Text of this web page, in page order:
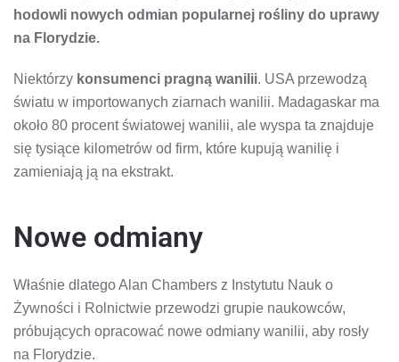
hodowli nowych odmian popularnej rośliny do uprawy
na Florydzie.
Niektórzy konsumenci pragną wanilii. USA przewodzą
światu w importowanych ziarnach wanilii. Madagaskar ma
około 80 procent światowej wanilii, ale wyspa ta znajduje
się tysiące kilometrów od firm, które kupują wanilię i
zamieniają ją na ekstrakt.
Nowe odmiany
Właśnie dlatego Alan Chambers z Instytutu Nauk o
Żywności i Rolnictwie przewodzi grupie naukowców,
próbujących opracować nowe odmiany wanilii, aby rosły
na Florydzie.